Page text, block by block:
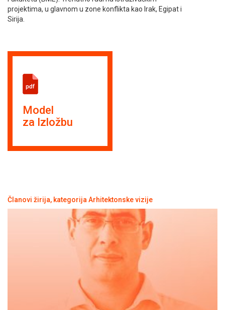
projektima, u glavnom u zone konflikta kao Irak, Egipat i
Sirija.
Model
za Izložbu
Članovi žirija, kategorija Arhitektonske vizije